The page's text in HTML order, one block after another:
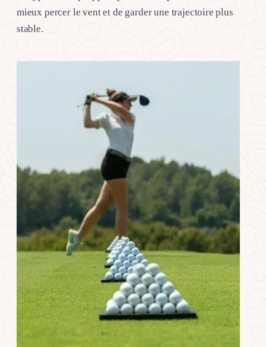
mieux percer le vent et de garder une trajectoire plus
stable.